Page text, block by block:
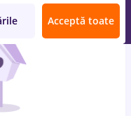
Acceptă toate